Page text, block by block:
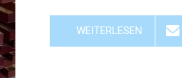
WEITERLESEN